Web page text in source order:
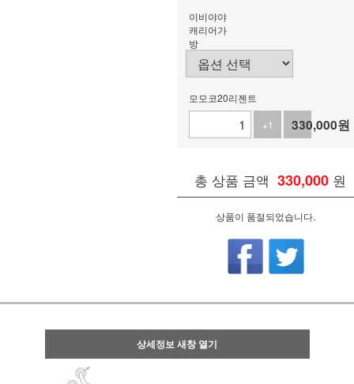
이비야야
캐리어가
방
모모코20리젠트
+1
-1
330,000원
총 상품 금액 330,000 원
상품이 품절되었습니다.
상세정보 새창 열기